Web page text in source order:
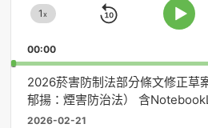
Change
Rate
1x
Skip
Play
00:00
2026菸害防制法部分條文修正草
郁揚：煙害防治法） 含
2026-02-21